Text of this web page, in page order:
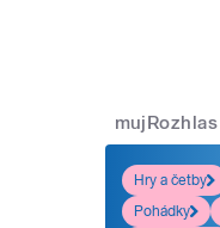
mujRozhlas
Hry a četby
Pohádky